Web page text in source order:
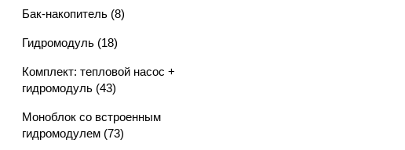
Бак-накопитель (8)
Гидромодуль (18)
Комплект: тепловой насос +
гидромодуль (43)
Моноблок со встроенным
гидромодулем (73)